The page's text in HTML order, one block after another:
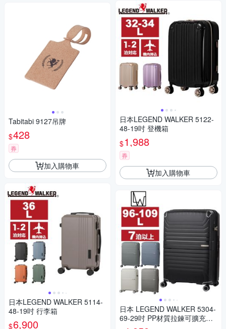
Tabitabi 9127吊牌
$428
券
加入購物車
日本LEGEND WALKER 5114-
48-19吋 行李箱
$6,900
日本LEGEND WALKER 5122-
48-19吋 登機箱
$1,988
券
加入購物車
日本 LEGEND WALKER 5304-
69-29吋 PP材質拉鍊可擴充款
行李箱